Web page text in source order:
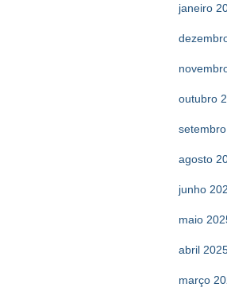
janeiro
outubro
agosto
junho
maio
abril
março